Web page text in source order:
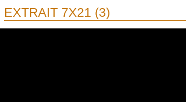
EXTRAIT 7X21 (3)